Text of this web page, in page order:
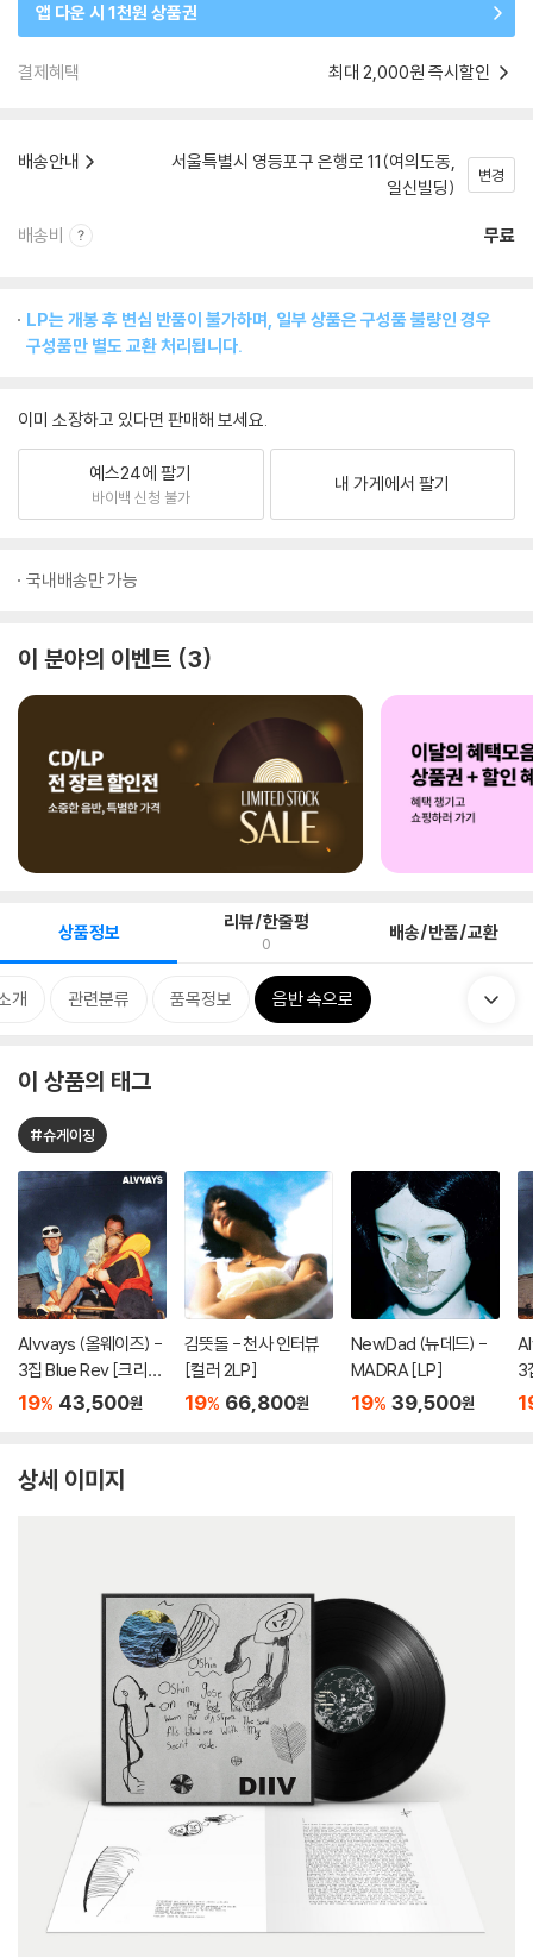
앱 다운 시 1천원 상품권
결제혜택 최대 2,000원 즉시할인
배송안내
서울특별시 영등포구 은행로 11(여의도동,
일신빌딩)
변경
배송비 무료
LP는 개봉 후 변심 반품이 불가하며, 일부 상품은 구성품 불량인 경우
구성품만 별도 교환 처리됩니다.
이미 소장하고 있다면 판매해 보세요.
예스24에 팔기
바이백 신청 불가
내 가게에서 팔기
국내배송만 가능
이 분야의 이벤트 3
상품정보 리뷰/한줄평
0 배송/반품/교환
개 관련분류 품목정보 음반 속으로
이 상품의 태그
#슈게이징
Alvvays (올웨이즈) -
3집 Blue Rev [크리스
탈 투명 컬러 LP]
19% 43,500원
김뜻돌 - 천사 인터뷰
[컬러 2LP]
19% 66,800원
NewDad (뉴데드) -
MADRA [LP]
19% 39,500원
3
상세 이미지